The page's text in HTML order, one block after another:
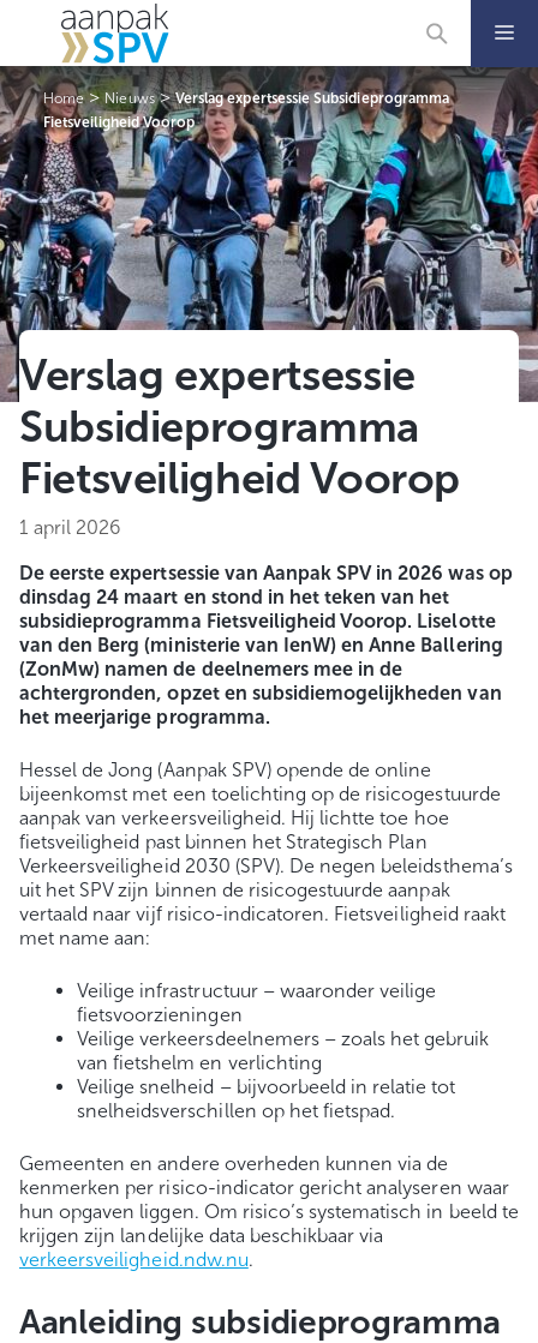
inhoud
Home>Nieuws>Verslag expertsessie Subsidieprogramma
Fietsveiligheid Voorop
Verslag expertsessie
Subsidieprogramma
Fietsveiligheid Voorop
1 april 2026
De eerste expertsessie van Aanpak SPV in 2026 was op
dinsdag 24 maart en stond in het teken van het
subsidieprogramma Fietsveiligheid Voorop. Liselotte
van den Berg (ministerie van IenW) en Anne Ballering
(ZonMw) namen de deelnemers mee in de
achtergronden, opzet en subsidiemogelijkheden van
het meerjarige programma.
Hessel de Jong (Aanpak SPV) opende de online
bijeenkomst met een toelichting op de risicogestuurde
aanpak van verkeersveiligheid. Hij lichtte toe hoe
fietsveiligheid past binnen het Strategisch Plan
Verkeersveiligheid 2030 (SPV). De negen beleidsthema’s
uit het SPV zijn binnen de risicogestuurde aanpak
vertaald naar vijf risico-indicatoren. Fietsveiligheid raakt
met name aan:
Veilige infrastructuur – waaronder veilige
fietsvoorzieningen
Veilige verkeersdeelnemers – zoals het gebruik
van fietshelm en verlichting
Veilige snelheid – bijvoorbeeld in relatie tot
snelheidsverschillen op het fietspad.
Gemeenten en andere overheden kunnen via de
kenmerken per risico-indicator gericht analyseren waar
hun opgaven liggen. Om risico’s systematisch in beeld te
krijgen zijn landelijke data beschikbaar via
verkeersveiligheid.ndw.nu.
Aanleiding subsidieprogramma